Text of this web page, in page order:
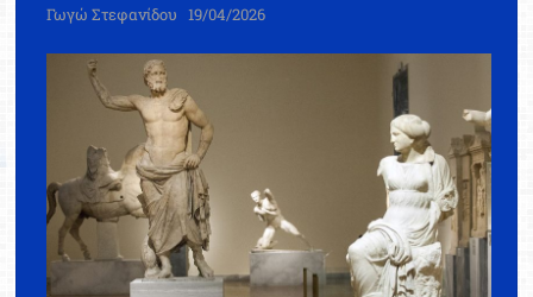
Γωγώ Στεφανίδου 19/04/2026